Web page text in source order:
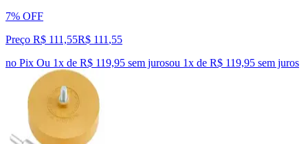
7% OFF
Preço R$ 111,55R$ 111 ,55
no Pix Ou 1x de R$ 119,95 sem jurosou 1x de R$ 119,95 sem juros